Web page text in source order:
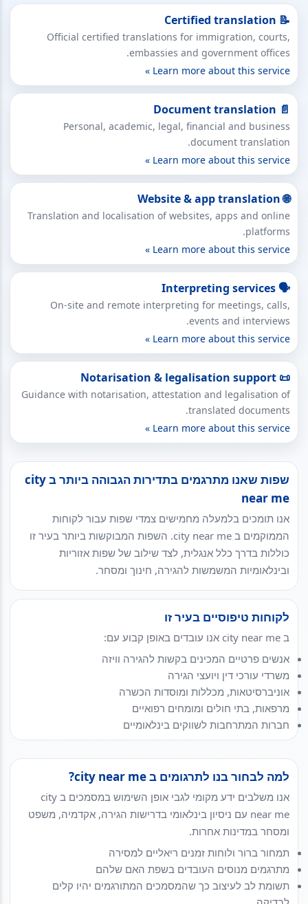
📝 Certified translation
Official certified translations for immigration, courts,
embassies and government offices.
Learn more about this service »
📄 Document translation
Personal, academic, legal, financial and business
document translation.
Learn more about this service »
🌐 Website & app translation
Translation and localisation of websites, apps and online
platforms.
Learn more about this service »
🗣 Interpreting services
On-site and remote interpreting for meetings, calls,
events and interviews.
Learn more about this service »
📜 Notarisation & legalisation support
Guidance with notarisation, attestation and legalisation of
translated documents.
Learn more about this service »
שפות שאנו מתרגמים בתדירות הגבוהה ביותר ב city
near me
אנו תומכים בלמעלה מחמישים צמדי שפות עבור לקוחות
הממוקמים ב city near me. השפות המבוקשות ביותר בעיר זו
כוללות בדרך כלל אנגלית, לצד שילוב של שפות אזוריות
ובינלאומיות המשמשות להגירה, חינוך ומסחר.
לקוחות טיפוסיים בעיר זו
ב city near me אנו עובדים באופן קבוע עם:
אנשים פרטיים המכינים בקשות להגירה וויזה
משרדי עורכי דין ויועצי הגירה
אוניברסיטאות, מכללות ומוסדות הכשרה
מרפאות, בתי חולים ומומחים רפואיים
חברות המתרחבות לשווקים בינלאומיים
למה לבחור בנו לתרגומים ב city near me?
אנו משלבים ידע מקומי לגבי אופן השימוש במסמכים ב city
near me עם ניסיון בינלאומי בדרישות הגירה, אקדמיה, משפט
ומסחר במדינות אחרות.
תמחור ברור ולוחות זמנים ריאליים למסירה
מתרגמים מנוסים העובדים בשפת האם שלהם
תשומת לב לעיצוב כך שהמסמכים המתורגמים יהיו קלים